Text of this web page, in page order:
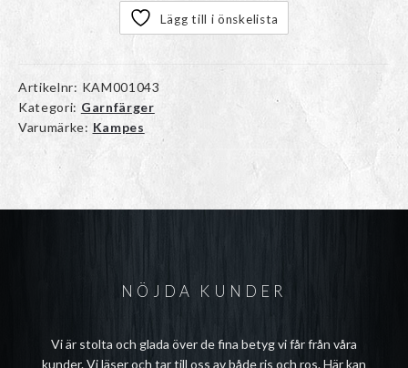
Lägg till i önskelista
Artikelnr: KAM001043
Kategori: Garnfärger
Varumärke: Kampes
NÖJDA KUNDER
Vi är stolta och glada över de fina betyg vi får från våra
kunder. Vi läser och tar till oss av både ris och ros. Här kan